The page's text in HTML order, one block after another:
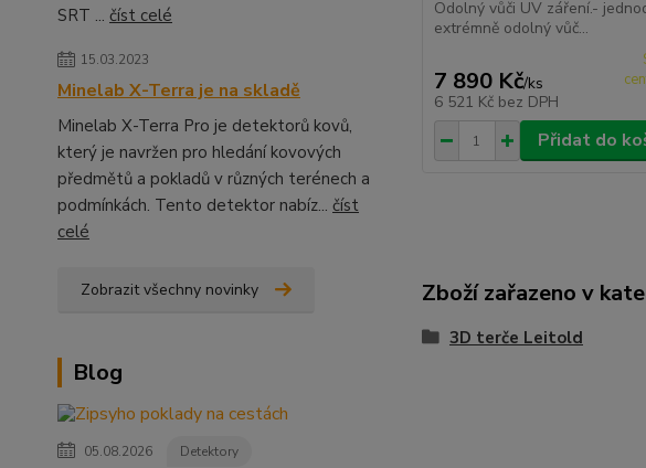
SRT ... číst celé
15.03.2023
Minelab X-Terra je na skladě
Minelab X-Terra Pro je detektorů kovů,
který je navržen pro hledání kovových
předmětů a pokladů v různých terénech a
podmínkách. Tento detektor nabíz... číst
celé
Zobrazit všechny novinky
Blog
05.08.2026 Detektory
Odolný vůči UV záření.-
extrémně odolný vůč...
7 890 Kč/ks
6 521 Kč bez DPH
Přidat do
Zboží zařazeno v
3D terče Leitold